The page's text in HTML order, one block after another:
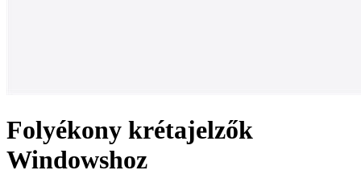
Folyékony krétajelzők
Windowshoz